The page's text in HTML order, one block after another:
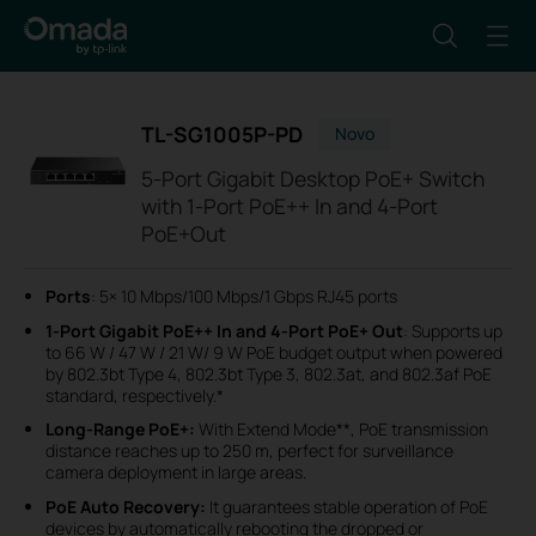
TL-SG1005P-PD Novo
5-Port Gigabit Desktop PoE+ Switch
with 1-Port PoE++ In and 4-Port
PoE+Out
Ports: 5× 10 Mbps/100 Mbps/1 Gbps RJ45 ports
1-Port Gigabit PoE++ In and 4-Port PoE+ Out: Supports up
to 66 W / 47 W / 21 W/ 9 W PoE budget output when powered
by 802.3bt Type 4, 802.3bt Type 3, 802.3at, and 802.3af PoE
standard, respectively.*
Long-Range PoE+: With Extend Mode**, PoE transmission
distance reaches up to 250 m, perfect for surveillance
camera deployment in large areas.
PoE Auto Recovery: It guarantees stable operation of PoE
devices by automatically rebooting the dropped or